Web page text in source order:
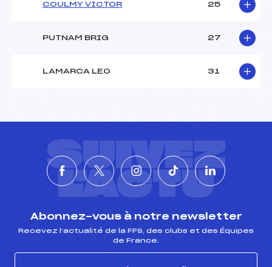
COULMY VICTOR 25
PUTNAM BRIG 27
LAMARCA LEO 31
SUIVEZ
L'ACTU
Abonnez-vous à notre newsletter
Recevez l’actualité de la FFS, des clubs et des Équipes
de France.